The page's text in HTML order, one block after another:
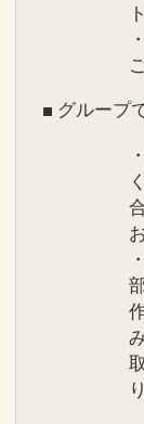
■ グループ